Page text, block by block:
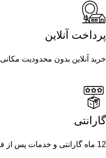
پرداخت آنلاین
خرید آنلاین بدون محدودیت مکانی
گارانتی
12 ماه گارانتی و خدمات پس از فروش